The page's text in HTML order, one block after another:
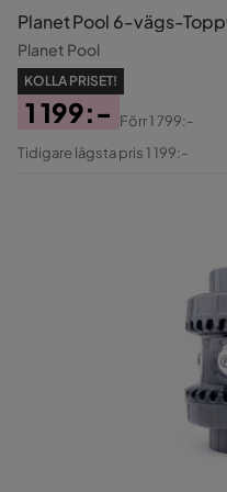
Planet Pool 6-vägs-
Planet Pool
KOLLA PRISET!
Pris
1 199:-
Original
Förr1 799:-
Tidigare lägsta pris 1 199:-